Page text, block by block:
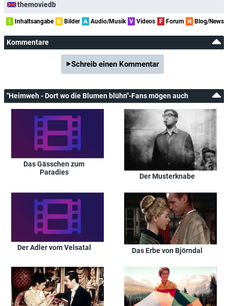
themoviedb
I Inhaltsangabe B Bilder A Audio/Musik V Videos F Forum N Blog/News
Kommentare
Schreib einen Kommentar
"Heimweh - Dort wo die Blumen blühn"-Fans mögen auch
Das Gässchen zum
Paradies
Der Musterknabe
Der Adler vom Velsatal Das Erbe von Björndal